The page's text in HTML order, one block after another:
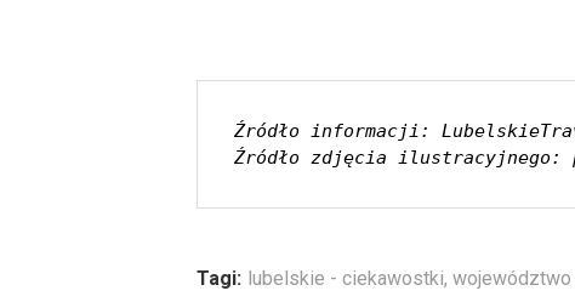
Źródło informacji:
Źródło zdjęcia ilustracyjnego:
Tagi: lubelskie - ciekawostki,